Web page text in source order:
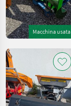
Macchina usata